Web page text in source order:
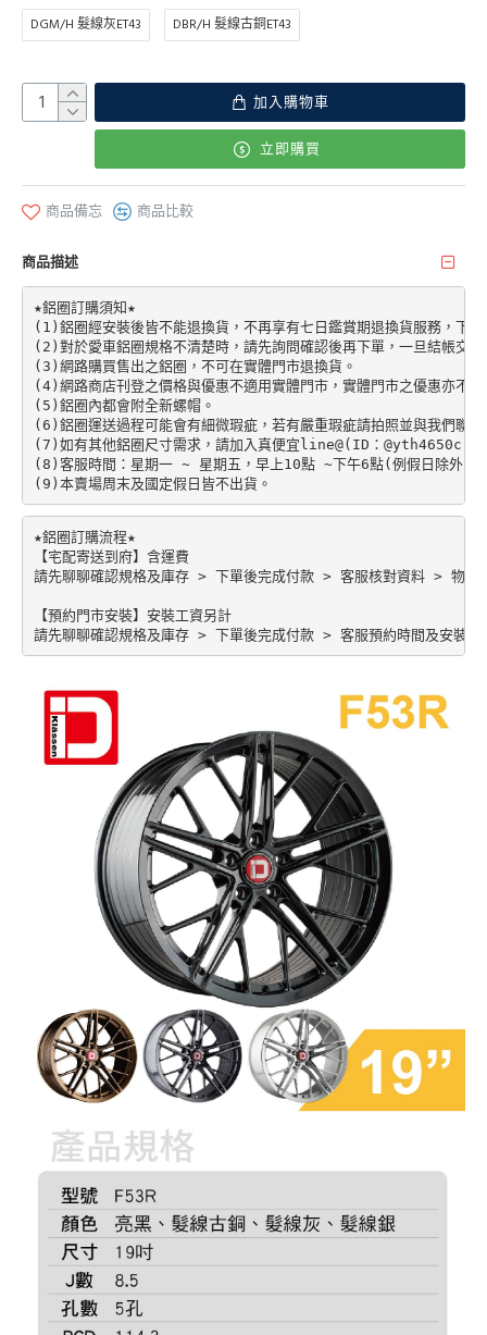
DGM/H 髮線灰ET43 DBR/H 髮線古銅ET43
加入購物車
立即購買
商品備忘 商品比較
商品描述
★鋁圈訂購須知★
(1)鋁圈經安裝後皆不能退換貨，不再享有七日鑑賞期退換貨服務，
(2)對於愛車鋁圈規格不清楚時，請先詢問確認後再下單，一旦結帳交
(3)網路購買售出之鋁圈，不可在實體門市退換貨。
(4)網路商店刊登之價格與優惠不適用實體門市，實體門市之優惠亦不適
(5)鋁圈內都會附全新螺帽。
(6)鋁圈運送過程可能會有細微瑕疵，若有嚴重瑕疵請拍照並與我們聯絡
(7)如有其他鋁圈尺寸需求，請加入真便宜line@(ID：@yth4650c)。
(8)客服時間：星期一 ~ 星期五，早上10點 ~下午6點(例假日除外)。
★鋁圈訂購流程★
【宅配寄送到府】含運費
請先聊聊確認規格及庫存 > 下單後完成付款 > 客服核對資料 > 物流
【預約門市安裝】安裝工資另計